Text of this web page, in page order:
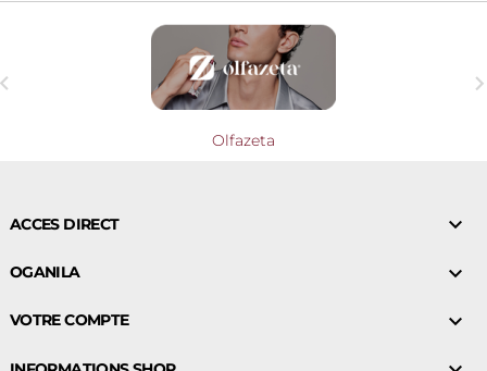
Olfazeta
ACCES DIRECT 
OGANILA 
VOTRE COMPTE 